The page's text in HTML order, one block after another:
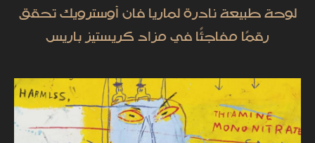
لوحة طبيعة نادرة لماريا فان أوسترويك تحقق
رقمًا مفاجئًا في مزاد كريستيز باريس